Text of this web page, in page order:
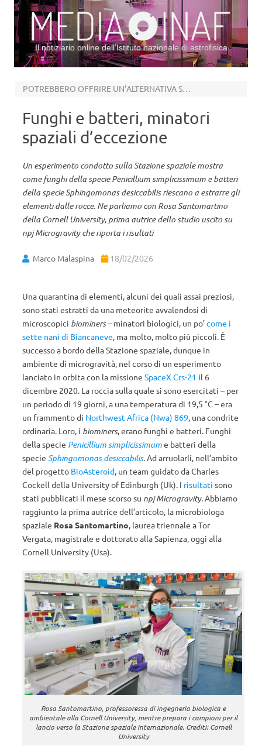
Il notiziario online dell’Istituto nazionale di astrofisica
POTREBBERO OFFRIRE UN’ALTERNATIVA SOSTENIBILE ANCHE QUI SULLA TERRA
Funghi e batteri, minatori
spaziali d’eccezione
Un esperimento condotto sulla Stazione spaziale mostra
come funghi della specie Penicillium simplicissimum e batteri
della specie Sphingomonas desiccabilis riescano a estrarre gli
elementi dalle rocce. Ne parliamo con Rosa Santomartino
della Cornell University, prima autrice dello studio uscito su
npj Microgravity che riporta i risultati
Marco Malaspina 18/02/2026
Una quarantina di elementi, alcuni dei quali assai preziosi,
sono stati estratti da una meteorite avvalendosi di
microscopici biominers– minatori biologici, un po’come i
sette nani di Biancaneve, ma molto, molto più piccoli. È
successo a bordo della Stazione spaziale, dunque in
ambiente di microgravità, nel corso di un esperimento
lanciato in orbita con la missione SpaceX Crs-21 il 6
dicembre 2020. La roccia sulla quale si sono esercitati – per
un periodo di 19 giorni, a una temperatura di 19,5 °C – era
un frammento di Northwest Africa (Nwa) 869, una condrite
ordinaria. Loro, i biominers, erano funghi e batteri. Funghi
della specie Penicillium simplicissimume batteri della
specie Sphingomonas desiccabilis. Ad arruolarli, nell’ambito
del progetto BioAsteroid, un team guidato da Charles
Cockell della University of Edinburgh (Uk). I risultati sono
stati pubblicati il mese scorso su npj Microgravity. Abbiamo
raggiunto la prima autrice dell’articolo, la microbiologa
spaziale Rosa Santomartino, laurea triennale a Tor
Vergata, magistrale e dottorato alla Sapienza, oggi alla
Cornell University (Usa).
Rosa Santomartino, professoressa di ingegneria biologica e
ambientale alla Cornell University, mentre prepara i campioni per il
lancio verso la Stazione spaziale internazionale. Crediti: Cornell
University